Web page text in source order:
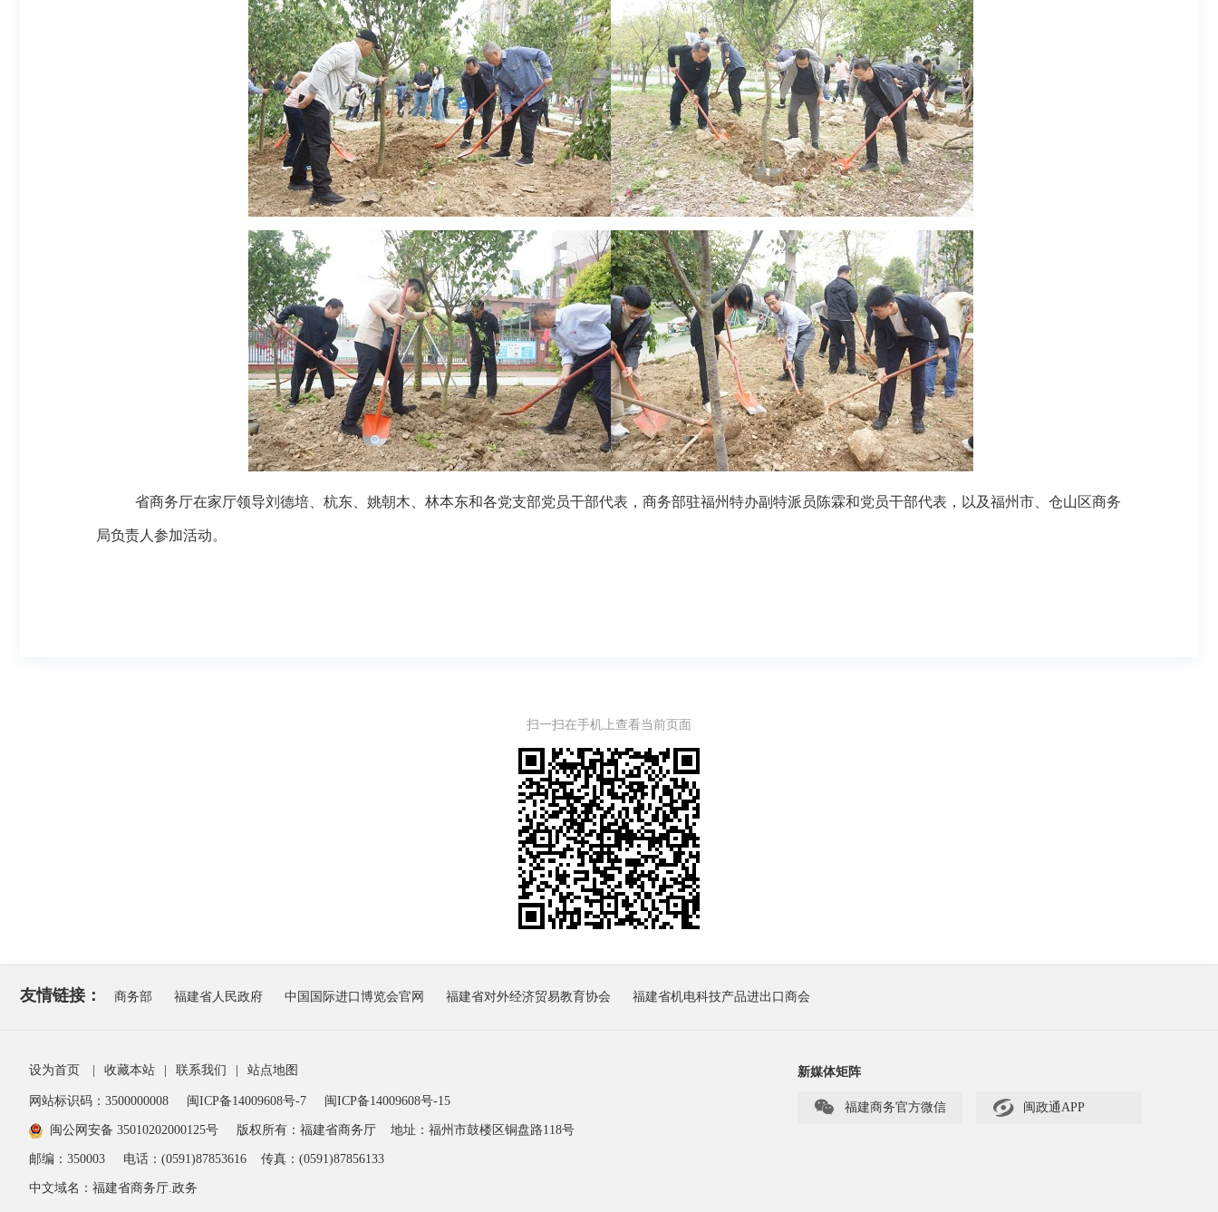
省商务厅在家厅领导刘德培、杭东、姚朝木、林本东和各党支部党员干部代表，商务部驻福州特办副特派员陈霖和党员干部代表，以及福州市、仓山区商务
局负责人参加活动。
扫一扫在手机上查看当前页面
友情链接： 商务部 福建省人民政府 中国国际进口博览会官网 福建省对外经济贸易教育协会 福建省机电科技产品进出口商会
设为首页 收藏本站 联系我们 站点地图
网站标识码：3500000008 闽ICP备14009608号-7 闽ICP备14009608号-15
闽公网安备 35010202000125号 版权所有：福建省商务厅 地址：福州市鼓楼区铜盘路118号
邮编：350003 电话：(0591)87853616 传真：(0591)87856133
中文域名：福建省商务厅.政务
新媒体矩阵
 福建商务官方微信  闽政通APP